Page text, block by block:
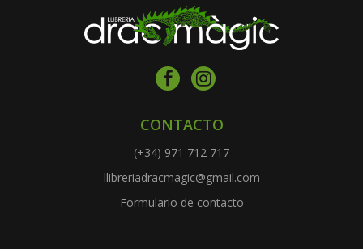
CONTACTO
(+34) 971 712 717
llibreriadracmagic@gmail.com
Formulario de contacto